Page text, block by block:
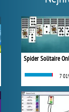
Spider Solitaire
7